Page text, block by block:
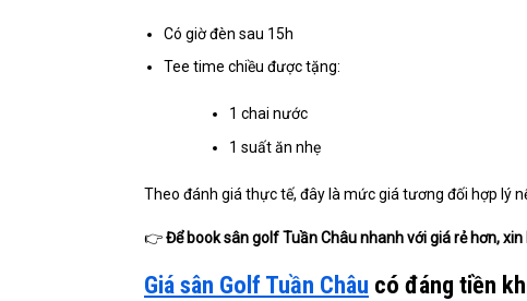
Có giờ đèn sau 15h
Tee time chiều được tặng:
1 chai nước
1 suất ăn nhẹ
Theo đánh giá thực tế, đây là mức giá tương đối hợp lý
👉Để book sân golf Tuần Châu nhanh với giá rẻ hơn, xin
Giá sân Golf Tuần Châu có đáng tiền